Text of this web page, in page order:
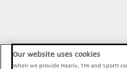
Our website uses cookies
When we provide Maariv, TMI and Sport1